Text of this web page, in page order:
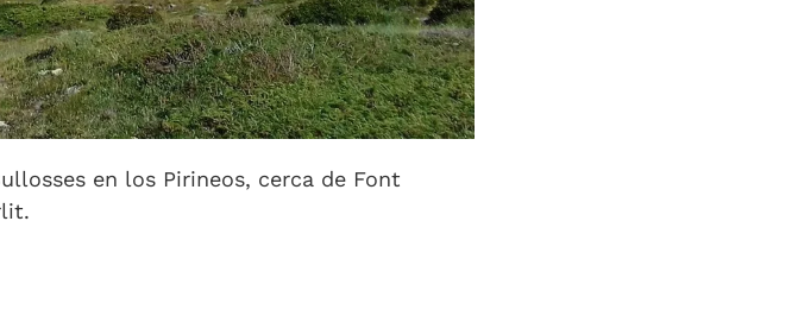
en los Pirineos, cerca de Font